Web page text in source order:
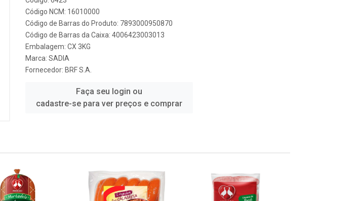
Código NCM: 16010000
Código de Barras do Produto: 7893000950870
Código de Barras da Caixa: 4006423003013
Embalagem: CX 3KG
Marca: SADIA
Fornecedor: BRF S.A.
Faça seu login ou
cadastre-se para ver preços e comprar